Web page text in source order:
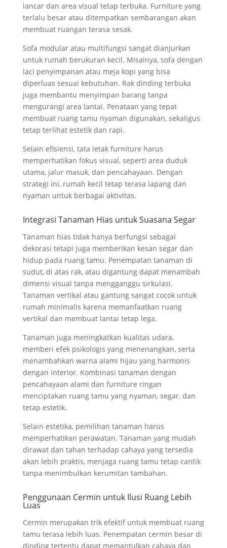
lancar dan area visual tetap terbuka. Furniture yang
terlalu besar atau ditempatkan sembarangan akan
membuat ruangan terasa sesak.
Sofa modular atau multifungsi sangat dianjurkan
untuk rumah berukuran kecil. Misalnya, sofa dengan
laci penyimpanan atau meja kopi yang bisa
diperluas sesuai kebutuhan. Rak dinding terbuka
juga membantu menyimpan barang tanpa
mengurangi area lantai. Penataan yang tepat
membuat ruang tamu nyaman digunakan, sekaligus
tetap terlihat estetik dan rapi.
Selain efisiensi, tata letak furniture harus
memperhatikan fokus visual, seperti area duduk
utama, jalur masuk, dan pencahayaan. Dengan
strategi ini, rumah kecil tetap terasa lapang dan
nyaman untuk berbagai aktivitas.
Integrasi Tanaman Hias untuk Suasana Segar
Tanaman hias tidak hanya berfungsi sebagai
dekorasi tetapi juga memberikan kesan segar dan
hidup pada ruang tamu. Penempatan tanaman di
sudut, di atas rak, atau digantung dapat menambah
dimensi visual tanpa mengganggu sirkulasi.
Tanaman vertikal atau gantung sangat cocok untuk
rumah minimalis karena memanfaatkan ruang
vertikal dan membuat lantai tetap lega.
Tanaman juga meningkatkan kualitas udara,
memberi efek psikologis yang menenangkan, serta
menambahkan warna alami hijau yang harmonis
dengan interior. Kombinasi tanaman dengan
pencahayaan alami dan furniture ringan
menciptakan ruang tamu yang nyaman, segar, dan
tetap estetik.
Selain estetika, pemilihan tanaman harus
memperhatikan perawatan. Tanaman yang mudah
dirawat dan tahan terhadap cahaya yang tersedia
akan lebih praktis, menjaga ruang tamu tetap cantik
tanpa menimbulkan kerumitan tambahan.
Penggunaan Cermin untuk Ilusi Ruang Lebih
Luas
Cermin merupakan trik efektif untuk membuat ruang
tamu terasa lebih luas. Penempatan cermin besar di
dinding tertentu dapat memantulkan cahaya dan